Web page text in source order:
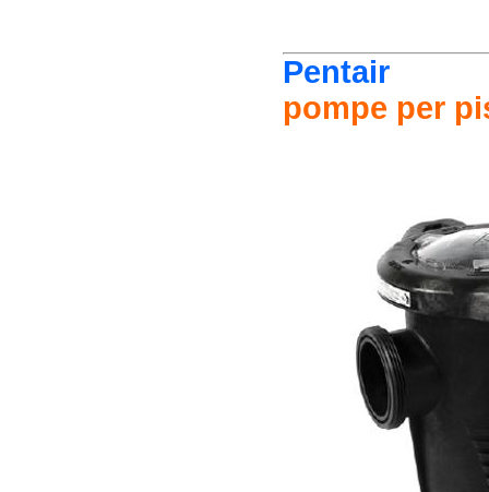
Pentair
pompe per